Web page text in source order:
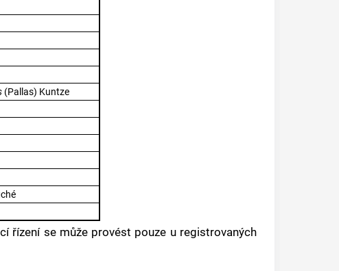
(Pallas) Kuntze
řízení se může provést pouze u registrovaných